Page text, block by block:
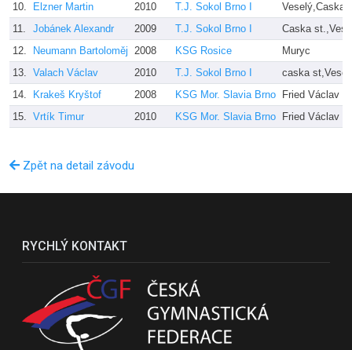
10.
Elzner Martin 2010 T.J. Sokol Brno I
Veselý,Caska
11.
Jobánek Alexandr 2009 T.J. Sokol Brno I
Caska
12.
Neumann Bartoloměj 2008 KSG Rosice
Muryc
13. Valach Václav 2010 T.J. Sokol Brno I
caska
14.
Krakeš Kryštof 2008 KSG Mor. Slavia Brno
Fried Václav
15. Vrtík Timur 2010 KSG Mor. Slavia Brno Fried Václav
Zpět na detail závodu
RYCHLÝ KONTAKT